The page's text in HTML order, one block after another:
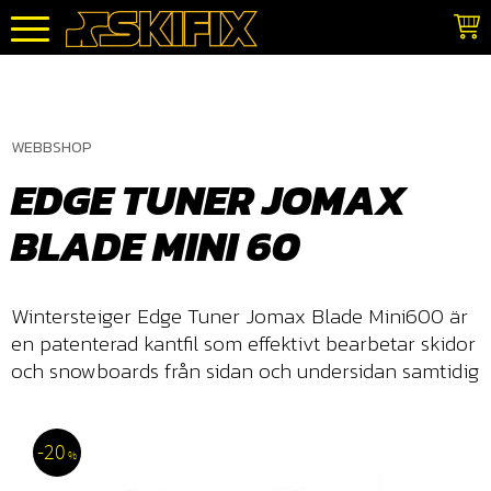
Meny
WEBBSHOP
EDGE TUNER JOMAX
BLADE MINI 60
Wintersteiger Edge Tuner Jomax Blade Mini600 är
en patenterad kantfil som effektivt bearbetar skidor
och snowboards från sidan och undersidan samtidig
20 %